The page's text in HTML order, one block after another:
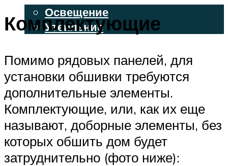
Освещение
Утепление
МЕНЮ
Комплектующие
Помимо рядовых панелей, для
установки обшивки требуются
дополнительные элементы.
Комплектующие, или, как их еще
называют, доборные элементы, без
которых обшить дом будет
затруднительно (фото ниже):